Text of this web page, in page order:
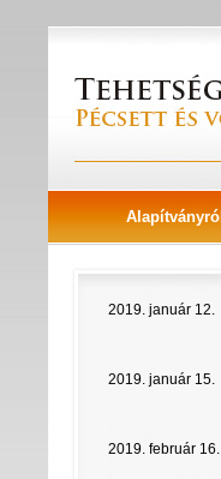
Alapítványról
2019. január 12.
2019. január 15.
2019. február 16.